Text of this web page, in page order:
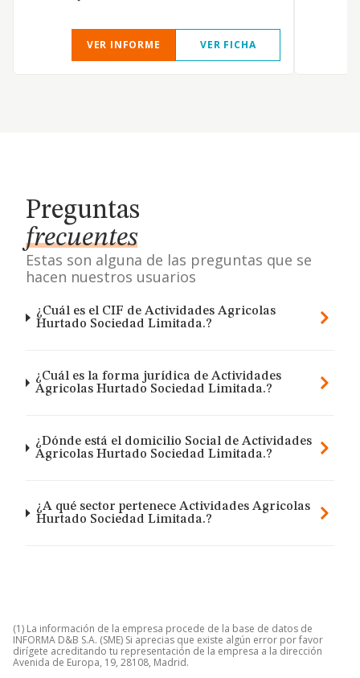
VER INFORME VER FICHA
Preguntas
frecuentes
Estas son alguna de las preguntas que se
hacen nuestros usuarios
¿Cuál es el CIF de Actividades Agricolas
Hurtado Sociedad Limitada.?
¿Cuál es la forma jurídica de Actividades
Agricolas Hurtado Sociedad Limitada.?
¿Dónde está el domicilio Social de Actividades
Agricolas Hurtado Sociedad Limitada.?
¿A qué sector pertenece Actividades Agricolas
Hurtado Sociedad Limitada.?
(1) La información de la empresa procede de la base de datos de
INFORMA D&B S.A. (SME) Si aprecias que existe algún error por favor
dirígete acreditando tu representación de la empresa a la dirección
Avenida de Europa, 19, 28108, Madrid.